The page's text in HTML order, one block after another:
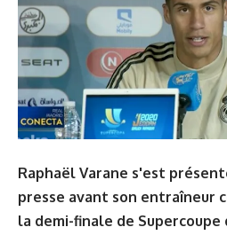
Raphaël Varane s'est
presse avant son entraîneur
la demi-finale de Supercoupe